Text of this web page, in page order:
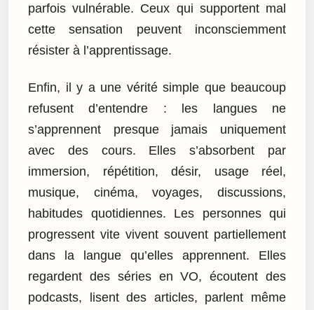
parfois vulnérable. Ceux qui supportent mal
cette sensation peuvent inconsciemment
résister à l’apprentissage.
Enfin, il y a une vérité simple que beaucoup
refusent d’entendre : les langues ne
s’apprennent presque jamais uniquement
avec des cours. Elles s’absorbent par
immersion, répétition, désir, usage réel,
musique, cinéma, voyages, discussions,
habitudes quotidiennes. Les personnes qui
progressent vite vivent souvent partiellement
dans la langue qu’elles apprennent. Elles
regardent des séries en VO, écoutent des
podcasts, lisent des articles, parlent même